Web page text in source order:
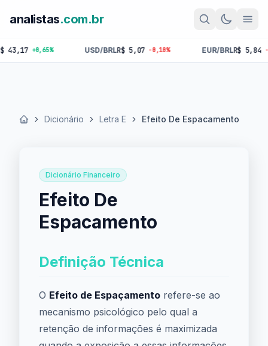
analistas.com.br
+0,65% USD/BRLR$ 5,07 -0,10% EUR/BRLR$ 5,84 -0,18%
Início Dicionário Letra E Efeito De Espacamento
Dicionário Financeiro
Efeito De
Espacamento
Definição Técnica
O Efeito de Espaçamento refere-se ao
mecanismo psicológico pelo qual a
retenção de informações é maximizada